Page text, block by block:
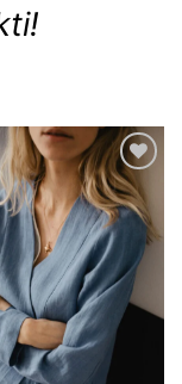
Mėgstamiausias